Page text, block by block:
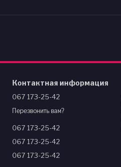
Контактная информация
067 173-25-42
Перезвонить вам?
067 173-25-42
067 173-25-42
067 173-25-42